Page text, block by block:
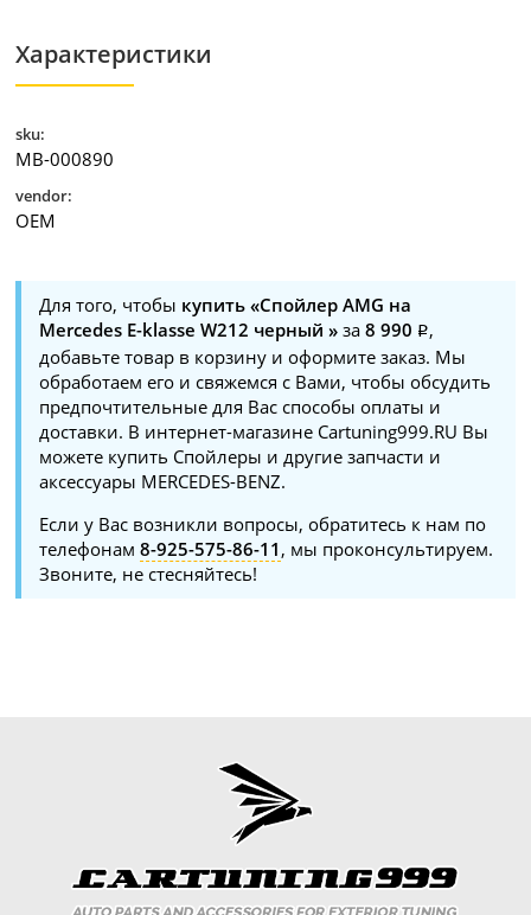
Характеристики
sku:
MB-000890
vendor:
OEM
Для того, чтобы купить «Спойлер AMG на
Mercedes E-klasse W212 черный » за8 990
,
добавьте товар в корзину и оформите заказ. Мы
обработаем его и свяжемся с Вами, чтобы обсудить
предпочтительные для Вас способы оплаты и
доставки. В интернет-магазине Cartuning999.RU Вы
можете купить Спойлеры и другие запчасти и
аксессуары MERCEDES-BENZ.
Если у Вас возникли вопросы, обратитесь к нам по
телефонам8-925-575-86-11 , мы проконсультируем.
Звоните, не стесняйтесь!